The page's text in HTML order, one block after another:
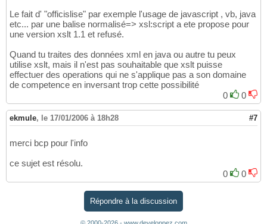
Le fait d' "officislise" par exemple l'usage de javascript , vb, java
etc... par une balise normalisé=> xsl:script a ete propose pour
une version xslt 1.1 et refusé.
Quand tu traites des données xml en java ou autre tu peux
utilise xslt, mais il n'est pas souhaitable que xslt puisse
effectuer des operations qui ne s'applique pas a son domaine
de competence en inversant trop cette possibilité
0
0
ekmule, le 17/01/2006 à 18h28 #7
merci bcp pour l'info
ce sujet est résolu.
0
0
Répondre à la discussion